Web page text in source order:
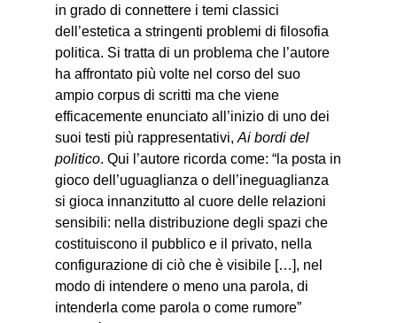
in grado di connettere i temi classici
dell’estetica a stringenti problemi di filosofia
politica. Si tratta di un problema che l’autore
ha affrontato più volte nel corso del suo
ampio corpus di scritti ma che viene
efficacemente enunciato all’inizio di uno dei
suoi testi più rappresentativi,Ai bordi del
politico. Qui l’autore ricorda come: “la posta in
gioco dell’uguaglianza o dell’ineguaglianza
si gioca innanzitutto al cuore delle relazioni
sensibili: nella distribuzione degli spazi che
costituiscono il pubblico e il privato, nella
configurazione di ciò che è visibile […], nel
modo di intendere o meno una parola, di
intenderla come parola o come rumore”